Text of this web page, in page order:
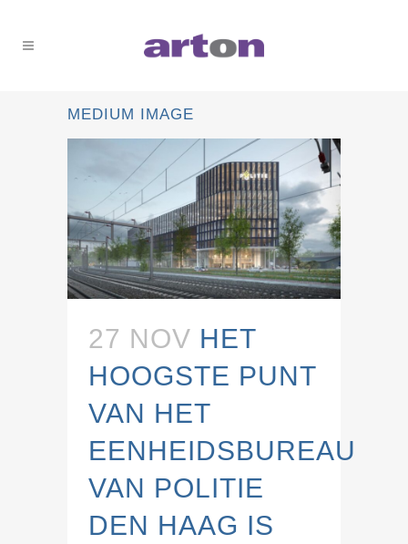
MEDIUM IMAGE
27 NOV HET
HOOGSTE PUNT
VAN HET
EENHEIDSBUREAU
VAN POLITIE
DEN HAAG IS